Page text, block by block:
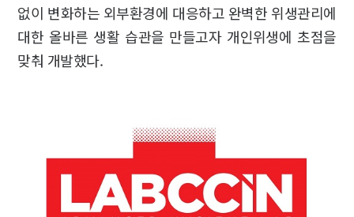
없이 변화하는 외부환경에 대응하고 완벽한 위생관리에
대한 올바른 생활 습관을 만들고자 개인위생에 초점을
맞춰 개발했다.